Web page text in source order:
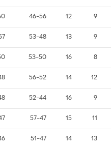
9
12
46-56
9
13
53-48
8
16
53-50
12
14
56-52
9
16
52-44
11
15
57-47
13
14
51-47